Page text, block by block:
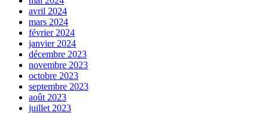
avril 2024
mars 2024
février 2024
janvier 2024
décembre 2023
novembre 2023
octobre 2023
septembre 2023
août 2023
juillet 2023